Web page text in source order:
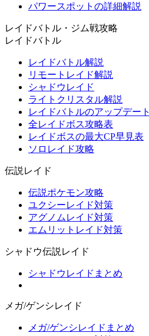
パワースポットの詳細解説
レイドバトル・ジム戦攻略
レイドバトル
レイドバトル解説
リモートレイド解説
シャドウレイド
ライトクリスタル解説
レイドバトルのアップデート
全レイドボス攻略表
レイドボスの最大CP早見表
ソロレイド攻略
伝説レイド
伝説ポケモン攻略
ユクシーレイド対策
アグノムレイド対策
エムリットレイド対策
シャドウ伝説レイド
シャドウレイドまとめ
メガ/ゲンシレイド
メガ/ゲンシレイドまとめ